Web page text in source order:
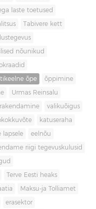
laste toetused
Tabivere kett
nõunikud
õpe õppimine
Urmas Reinsalu
rakendamine valikuõigus
katuseraha
lapsele eelnõu
riigi tegevuskulusid
Terve Eesti heaks
Maksu-ja Tolliamet
erasektor